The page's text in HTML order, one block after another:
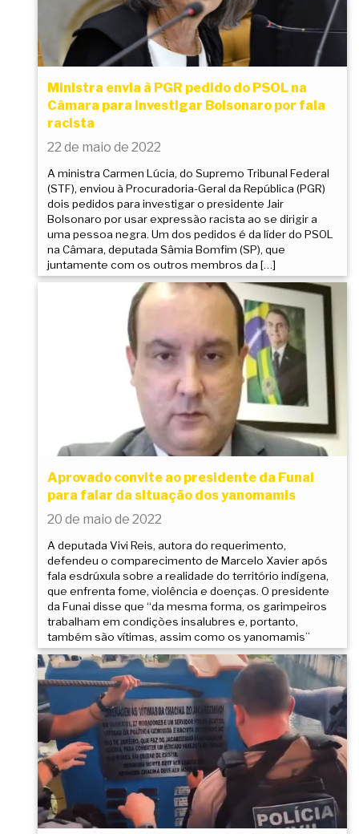
Ministra envia à PGR pedido do PSOL na
Câmara para investigar Bolsonaro por fala
racista
22 de maio de 2022
A ministra Carmen Lúcia, do Supremo Tribunal Federal
(STF), enviou à Procuradoria-Geral da República (PGR)
dois pedidos para investigar o presidente Jair
Bolsonaro por usar expressão racista ao se dirigir a
uma pessoa negra. Um dos pedidos é da líder do PSOL
na Câmara, deputada Sâmia Bomfim (SP), que
juntamente com os outros membros da […]
Aprovado convite ao presidente da Funai
para falar da situação dos yanomamis
20 de maio de 2022
A deputada Vivi Reis, autora do requerimento,
defendeu o comparecimento de Marcelo Xavier após
fala esdrúxula sobre a realidade do território indígena,
que enfrenta fome, violência e doenças. O presidente
da Funai disse que “da mesma forma, os garimpeiros
trabalham em condições insalubres e, portanto,
também são vítimas, assim como os yanomamis”